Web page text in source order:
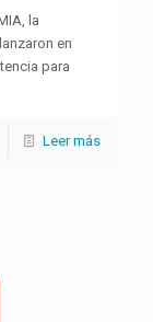
la
en
para
Leer más